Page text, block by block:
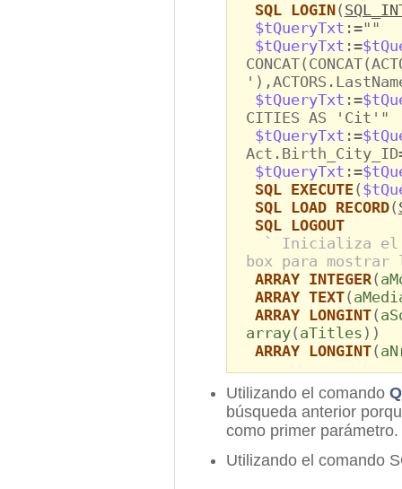
SQL LOGIN(
$tQueryTxt :=""
$tQueryTxt :=
$tQueryTxt :=
CITIES AS 'Cit'"
$tQueryTxt :=
$tQueryTxt :=
SQL EXECUTE(
SQL LOAD RECORD(
SQL LOGOUT
` Inicializa el
box para
ARRAY INTEGER(
ARRAY TEXT(
ARRAY LONGINT(
array( aTitles ))
ARRAY LONGINT(
Utilizando el comando
búsqueda anterior
como primer parámetro.
Utilizando el comando